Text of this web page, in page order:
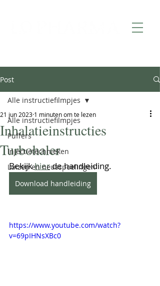
Post
Alle instructiefilmpjes
Puffers
Injectietechnieken
Luizen en neusspoelingen
Alle instructiefilmpjes
Inhalatieinstructies
Turbohaler
21 jun 2023 1 minuten om te lezen
Bekijk hier de handleiding.
Download handleiding
https://www.youtube.com/watch?
v=69pIHNsXBc0